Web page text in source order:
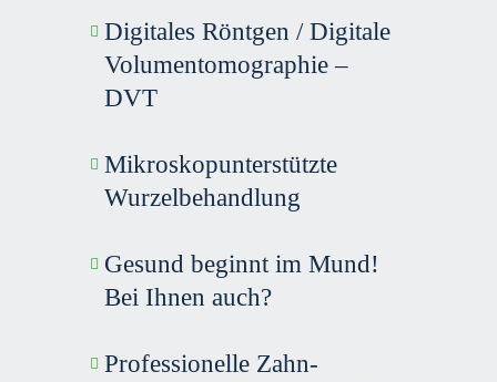
Digitales Röntgen / Digitale
Volumen­tomographie –
DVT
Mikroskop­unterstützte
Wurzel­behandlung
Gesund beginnt im Mund!
Bei Ihnen auch?
Profes­sionelle Zahn­